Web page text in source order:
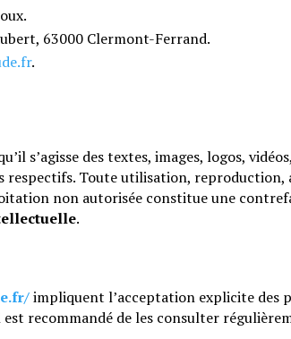
63000 Clermont-Ferrand.
.
s’agisse des textes, images, logos,
Toute utilisation,
non autorisée constitue une
.
impliquent l’acceptation explicite des
recommandé de les consulter